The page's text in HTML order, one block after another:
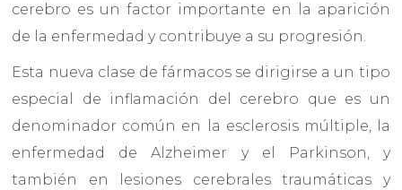
cerebro es un factor importante en la aparición
de la enfermedad y contribuye a su progresión.
Esta nueva clase de fármacos se dirigirse a un tipo
especial de inflamación del cerebro que es un
denominador común en la esclerosis múltiple, la
enfermedad de Alzheimer y el Parkinson, y
también en lesiones cerebrales traumáticas y